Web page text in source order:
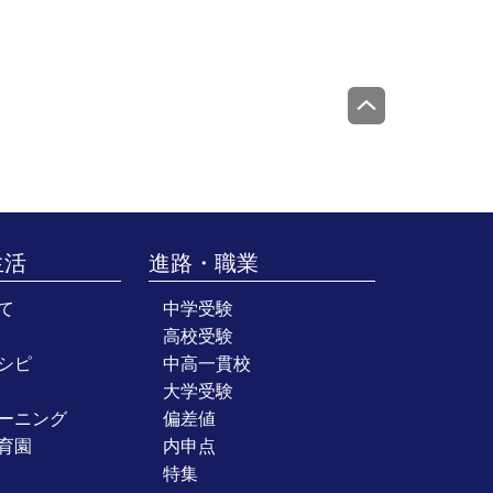
活
ピ
ニング
園
進路・職業
中学受験
高校受験
中高一貫校
大学受験
偏差値
内申点
特集